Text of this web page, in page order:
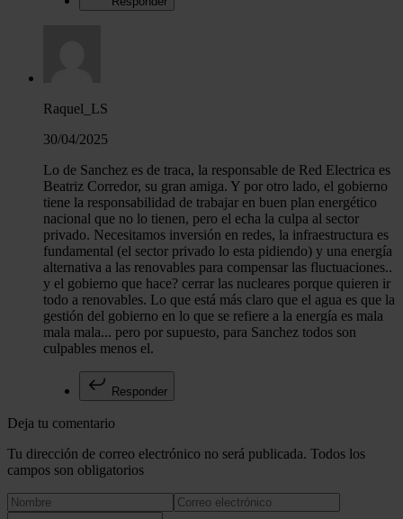
Raquel_LS
30/04/2025
Lo de Sanchez es de traca, la responsable de Red Electrica es
Beatriz Corredor, su gran amiga. Y por otro lado, el gobierno
tiene la responsabilidad de trabajar en buen plan energético
nacional que no lo tienen, pero el echa la culpa al sector
privado. Necesitamos inversión en redes, la infraestructura es
fundamental (el sector privado lo esta pidiendo) y una energía
alternativa a las renovables para compensar las fluctuaciones..
y el gobierno que hace? cerrar las nucleares porque quieren ir
todo a renovables. Lo que está más claro que el agua es que la
gestión del gobierno en lo que se refiere a la energía es mala
mala mala... pero por supuesto, para Sanchez todos son
culpables menos el.
Responder
Deja tu comentario
Tu dirección de correo electrónico no será publicada. Todos los
campos son obligatorios